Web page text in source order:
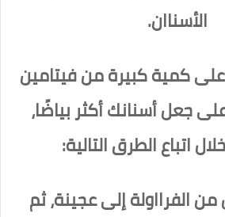
الأسناان.
على كمية كبيرة من فيتامين
جعل أسنانك أكثر بياضًا،
اتباع الطرق التالية:
الفرااولة إلى عجينة، ثم